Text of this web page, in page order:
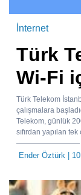
İnternet
Türk
Wi-Fi
Türk Telekom
çalışmalara
Telekom, günlük
sıfırdan yapılan
Ender Öztürk |